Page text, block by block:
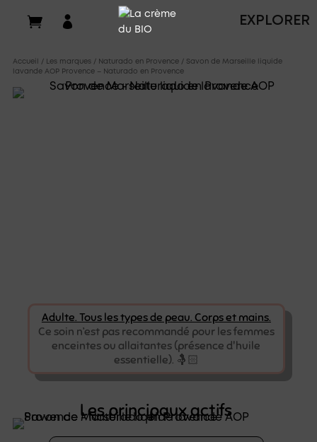
EXPLORER

Accueil / Les marques / Naturado en Provence / Savon de Marseille liquide
lavande AOP Provence – Naturado en Provence
Adulte. Tous les types de peau. Corps et mains.
Ce soin n’est pas recommandé pour les femmes
enceintes ou allaitantes (présence d'huile
essentielle). 🤱🏻
Les principaux actifs